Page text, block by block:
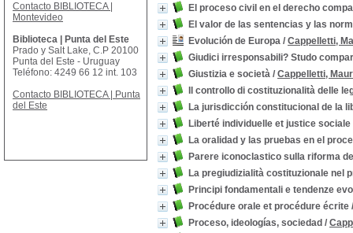
El proceso civil en el derecho
El valor de las sentencias y las
Evolución de Europa / Cappelletti,
Giudici irresponsabili? Studo
Giustizia e società / Cappelletti,
Il controllo di costituzionalità delle
La jurisdicción constitucional de la
Liberté individuelle et justice
La oralidad y las pruebas en el
Parere iconoclastico sulla riforma
La pregiudizialità costituzionale nel
Principi fondamentali e tendenze
Procédure orale et procédure écrite
Proceso, ideologías, sociedad /
Contacto BIBLIOTECA |
Montevideo
Biblioteca | Punta del Este
Prado y Salt Lake, C.P 20100
Punta del Este - Uruguay
Teléfono: 4249 66 12 int. 103
Contacto BIBLIOTECA | Punta
del Este